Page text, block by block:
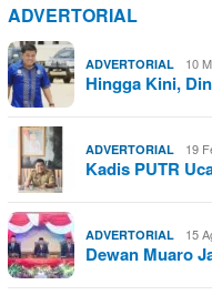
ADVERTORIAL
ADVERTORIAL 10
Hingga Kini,
ADVERTORIAL 19
Kadis PUTR
ADVERTORIAL 15
Dewan Muaro